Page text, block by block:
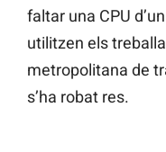
faltar una CPU
utilitzen els
metropolitana de
s’ha robat res.